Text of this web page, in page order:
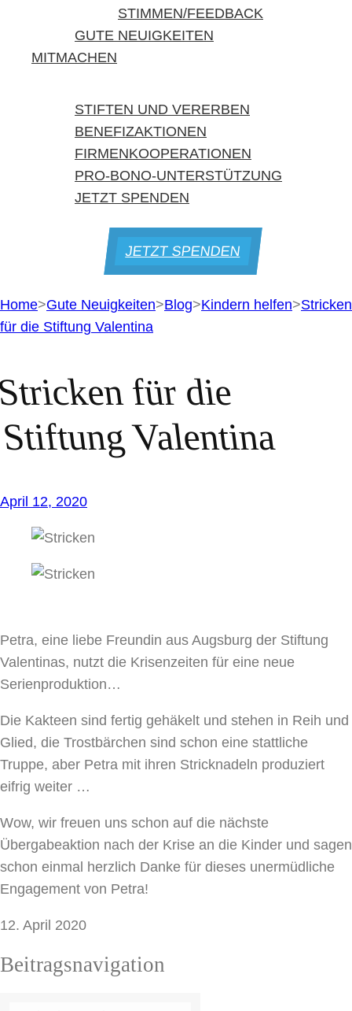
STIMMEN/FEEDBACK
GUTE NEUIGKEITEN
MITMACHEN
STIFTEN UND VERERBEN
BENEFIZAKTIONEN
FIRMENKOOPERATIONEN
PRO-BONO-UNTERSTÜTZUNG
JETZT SPENDEN
JETZT SPENDEN
Home>Gute Neuigkeiten>Blog>Kindern helfen>Stricken
für die Stiftung Valentina
für die
Stiftung Valentina
April 12, 2020
Petra, eine liebe Freundin aus Augsburg der Stiftung
Valentinas, nutzt die Krisenzeiten für eine neue
Serienproduktion…
Die Kakteen sind fertig gehäkelt und stehen in Reih und
Glied, die Trostbärchen sind schon eine stattliche
Truppe, aber Petra mit ihren Stricknadeln produziert
eifrig weiter …
Wow, wir freuen uns schon auf die nächste
Übergabeaktion nach der Krise an die Kinder und sagen
schon einmal herzlich Danke für dieses unermüdliche
Engagement von Petra!
12. April 2020
Beitragsnavigation